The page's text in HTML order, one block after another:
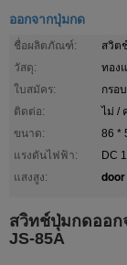
ออกจากปุ่มกด
ชื่อผลิตภัณฑ์:
สวิต
วัสดุ:
ทอง
ใบสมัคร:
กรอ
ติดต่อ:
ไม่ /
ขนาด:
86 *
แรงดันไฟฟ้า:
DC
แสงสูง:
สวิทช์ปุ่มกดออก
JS-85A